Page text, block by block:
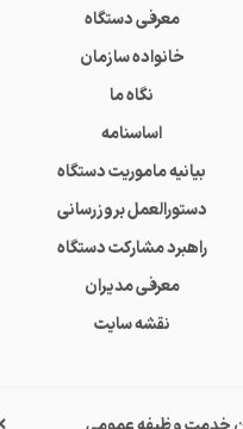
معرفی دستگاه
خانواده سازمان
نگاه ما
اساسنامه
بیانیه ماموریت دستگاه
دستورالعمل بروزرسانی
راهبرد مشارکت دستگاه
معرفی مدیران
نقشه سایت